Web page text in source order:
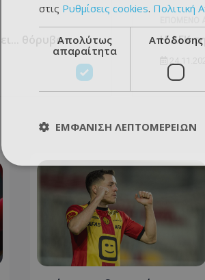
θόρυβο Η ΑΕΚ
στις Ρυθμίσεις cookies. Πολιτική
Απολύτως
απαραίτητα
Απόδοσης
ΕΜΦΆΝΙΣΗ ΛΕΠΤΟΜΕΡΕΙΏΝ